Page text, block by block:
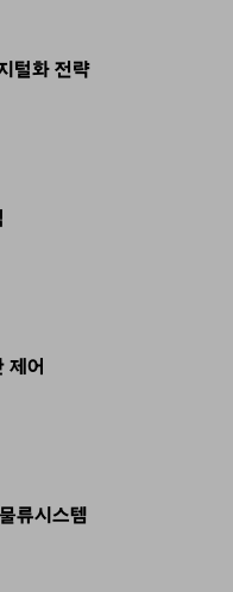
털화 전략
제어
류시스템